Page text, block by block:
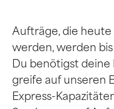
Aufträge, die
werden, werden
Du benötigst deine
greife auf unseren
Express-